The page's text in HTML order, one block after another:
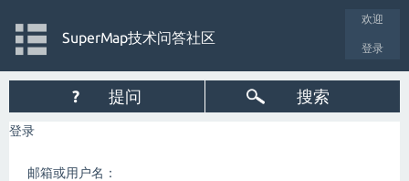
欢迎
登录
SuperMap技术问答社区
? 提问 搜索
登录
邮箱或用户名：